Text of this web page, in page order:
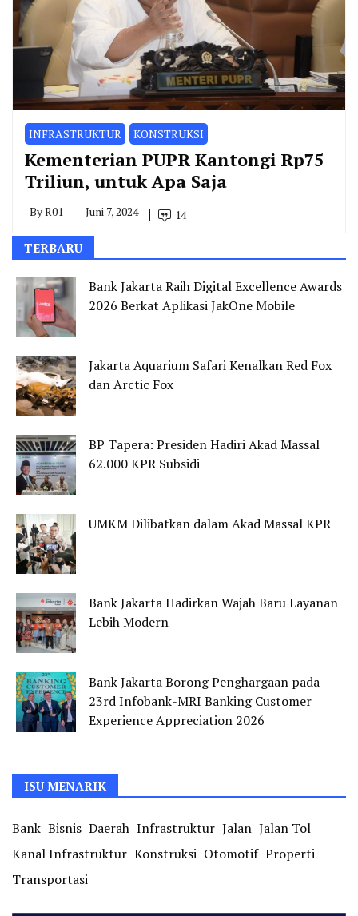
INFRASTRUKTUR KONSTRUKSI
Kementerian PUPR Kantongi Rp75
Triliun, untuk Apa Saja
ByR01 Juni 7, 2024 14
TERBARU
Bank Jakarta Raih Digital Excellence Awards
2026 Berkat Aplikasi JakOne Mobile
Jakarta Aquarium Safari Kenalkan Red Fox
dan Arctic Fox
BP Tapera: Presiden Hadiri Akad Massal
62.000 KPR Subsidi
UMKM Dilibatkan dalam Akad Massal KPR
Bank Jakarta Hadirkan Wajah Baru Layanan
Lebih Modern
Bank Jakarta Borong Penghargaan pada
23rd Infobank-MRI Banking Customer
Experience Appreciation 2026
ISU MENARIK
Bank Bisnis Daerah Infrastruktur Jalan Jalan Tol
Kanal Infrastruktur Konstruksi Otomotif Properti
Transportasi